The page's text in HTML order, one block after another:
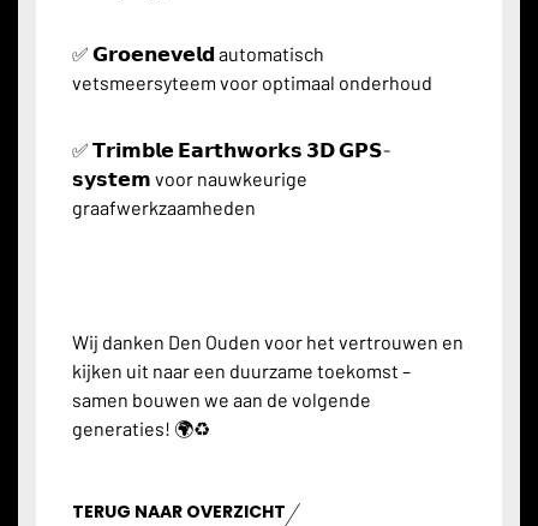
✅ 𝗚𝗿𝗼𝗲𝗻𝗲𝘃𝗲𝗹𝗱 automatisch
vetsmeersyteem voor optimaal onderhoud
✅ 𝗧𝗿𝗶𝗺𝗯𝗹𝗲 𝗘𝗮𝗿𝘁𝗵𝘄𝗼𝗿𝗸𝘀 𝟯𝗗 𝗚𝗣𝗦-
𝘀𝘆𝘀𝘁𝗲𝗺 voor nauwkeurige
graafwerkzaamheden
Wij danken Den Ouden voor het vertrouwen en
kijken uit naar een duurzame toekomst –
samen bouwen we aan de volgende
generaties! 🌍♻️
TERUG NAAR OVERZICHT